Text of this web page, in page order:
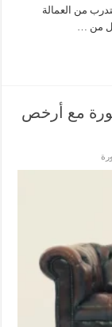
من العمالة
من …
مع أرخص